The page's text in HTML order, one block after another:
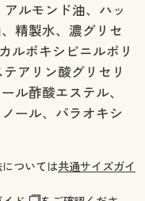
ルモンド油、ハッ
精製水、濃グリセ
ルボキシビニルポリ
アリン酸グリセリ
ル酢酸エステル、
ール、パラオキシ
ついては共通サイズガイ